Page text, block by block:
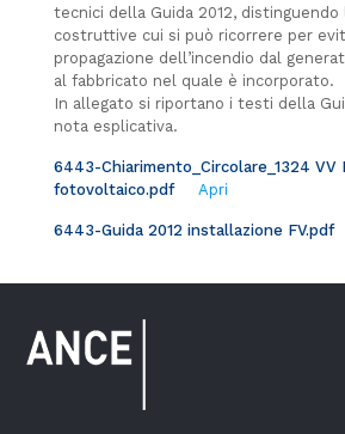
tecnici della Guida 2012,
costruttive cui si può ricorrere per
propagazione dell’incendio dal
al fabbricato nel quale è incorporato.
In allegato si riportano i testi della
nota esplicativa.
6443-Chiarimento_Circolare_1324 VV
fotovoltaico.pdf
Apri
6443-Guida 2012 installazione FV.pdf